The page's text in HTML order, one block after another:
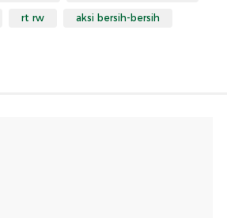
rt rw aksi bersih-bersih